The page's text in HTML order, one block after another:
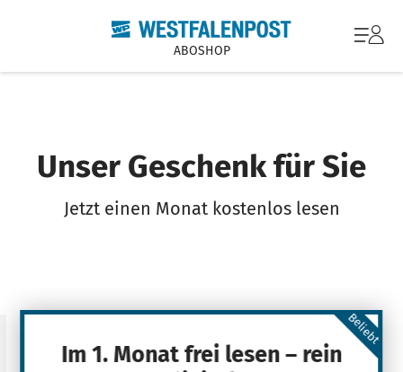
ABOSHOP
Unser Geschenk für Sie
Jetzt einen Monat kostenlos lesen
Beliebt
Im 1. Monat frei lesen – rein